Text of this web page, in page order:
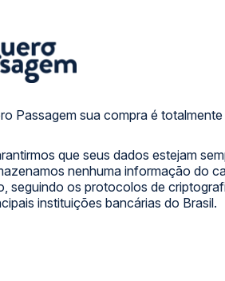
Passagem sua compra é
que seus dados estejam
nenhuma informação do
seguindo os protocolos de
instituições bancárias do Brasil.